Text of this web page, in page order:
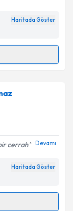
Aydınlatma
Haritada Göster
talebi
için bir
belirtilen
cerrah Devamı
Haritada Göster